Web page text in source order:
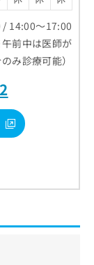
14:00～17:00
前中は医師が
み診療可能）